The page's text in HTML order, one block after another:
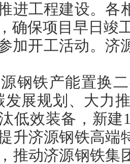
进工程建设。各
确保项目早日竣
加开工活动。济
钢铁产能置换
发展规划、大力
低效装备，新建
升济源钢铁高端
推动济源钢铁集